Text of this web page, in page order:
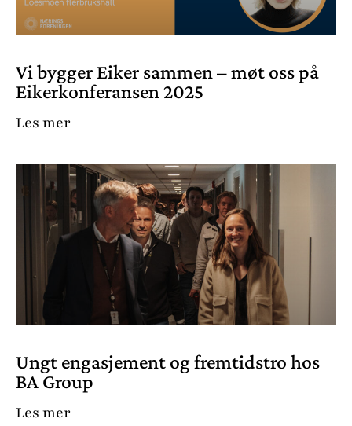
Vi bygger Eiker sammen – møt oss på
Eikerkonferansen 2025
Les mer
Ungt engasjement og fremtidstro hos
BA Group
Les mer